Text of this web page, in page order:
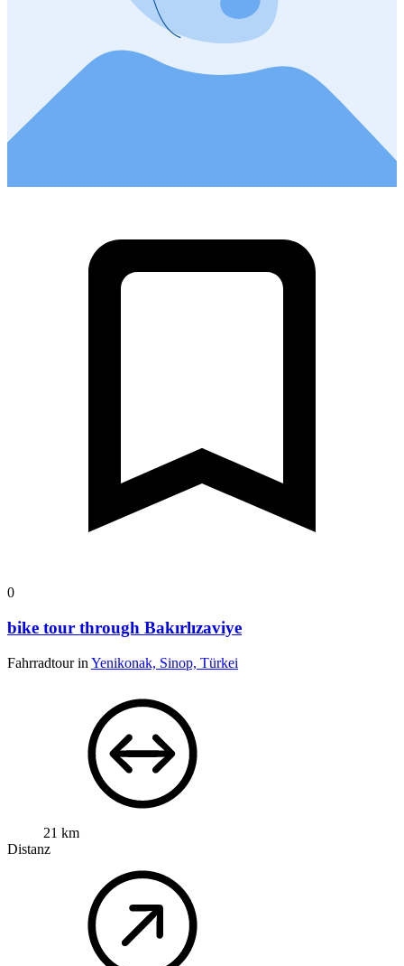
0
bike tour through Bakırlızaviye
Fahrradtour in Yenikonak, Sinop, Türkei
21 km
Distanz